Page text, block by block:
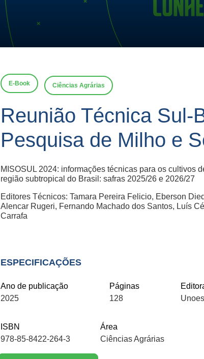
E-Book Ciências Agrárias
Reunião Técnica Sul-
Pesquisa de Milho e
MISOSUL 2024: informações técnicas para os cultivos
região subtropical do Brasil: safras 2025/26 e 2026/27
Editores Técnicos: Tamara Pereira Felicio, Eberson
Alencar Rugeri, Fernando Machado dos Santos, Luís
Carrafa
ESPECIFICAÇÕES
Ano de publicação
2025
Páginas
128
ISBN
978-85-8422-264-3
Área
Ciências Agrárias